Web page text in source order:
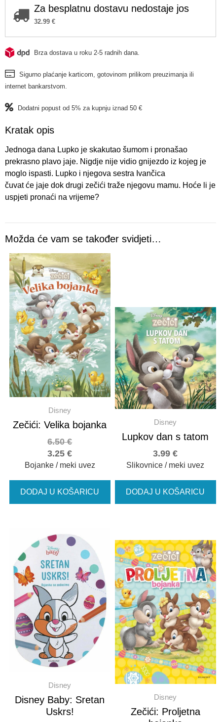
Za besplatnu dostavu nedostaje jos
32.99 €
Brza dostava u roku 2-5 radnih dana.
Sigurno plaćanje karticom, gotovinom prilikom preuzimanja ili
internet bankarstvom.
Dodatni popust od 5% za kupnju iznad 50 €
Kratak opis
Jednoga dana Lupko je skakutao šumom i pronašao
prekrasno plavo jaje. Nigdje nije vidio gnijezdo iz kojeg je
moglo ispasti. Lupko i njegova sestra Ivančica
čuvat će jaje dok drugi zečići traže njegovu mamu. Hoće li je
uspjeti pronaći na vrijeme?
Možda će vam se također svidjeti…
Disney
Zečići: Velika bojanka
3.25€
6.50€
Bojanke / meki uvez
DODAJ U KOŠARICU
Disney
Lupkov dan s tatom
3.99€
Slikovnice / meki uvez
DODAJ U KOŠARICU
Disney
Disney Baby: Sretan
Uskrs!
Disney
Zečići: Proljetna